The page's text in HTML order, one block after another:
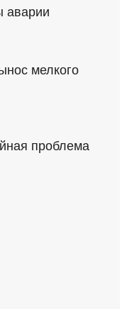
аварии
мелкого
проблема